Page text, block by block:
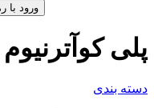
ورود با
پلی کوآترنیوم
دسته بندی